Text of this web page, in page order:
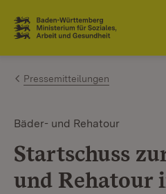
Zum Inhalt springen
Link zur Startseite
Pressemitteilungen
Bäder- und Rehatour
Startschuss
und Rehatour